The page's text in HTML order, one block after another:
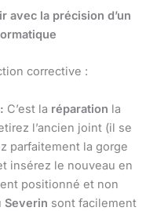
avec la précision d’un
corrective :
C’est la réparation la
l’ancien joint (il se
parfaitement la gorge
insérez le nouveau en
positionné et non
Severin sont facilement